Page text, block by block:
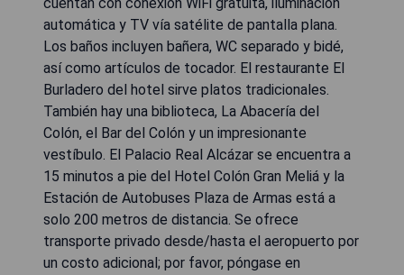
cuentan con conexión WiFi gratuita, iluminación
automática y TV vía satélite de pantalla plana.
Los baños incluyen bañera, WC separado y bidé,
así como artículos de tocador. El restaurante El
Burladero del hotel sirve platos tradicionales.
También hay una biblioteca, La Abacería del
Colón, el Bar del Colón y un impresionante
vestíbulo. El Palacio Real Alcázar se encuentra a
15 minutos a pie del Hotel Colón Gran Meliá y la
Estación de Autobuses Plaza de Armas está a
solo 200 metros de distancia. Se ofrece
transporte privado desde/hasta el aeropuerto por
un costo adicional; por favor, póngase en